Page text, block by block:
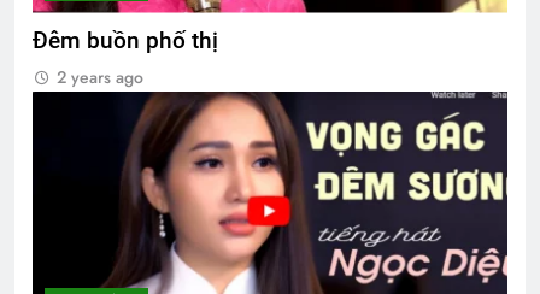
Đêm buồn phố thị
2 years ago